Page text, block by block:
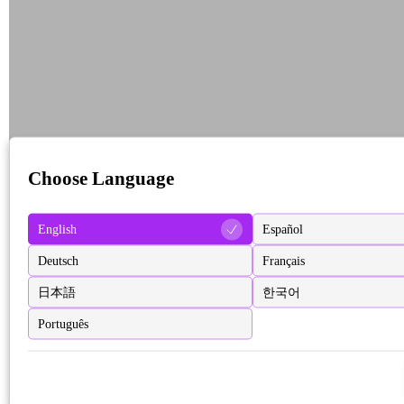
Choose Language
English Español
Deutsch Français
日本語 한국어
Português